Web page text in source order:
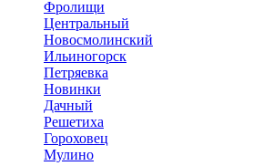
Фролищи
Центральный
Новосмолинский
Ильиногорск
Петряевка
Новинки
Дачный
Решетиха
Гороховец
Мулино